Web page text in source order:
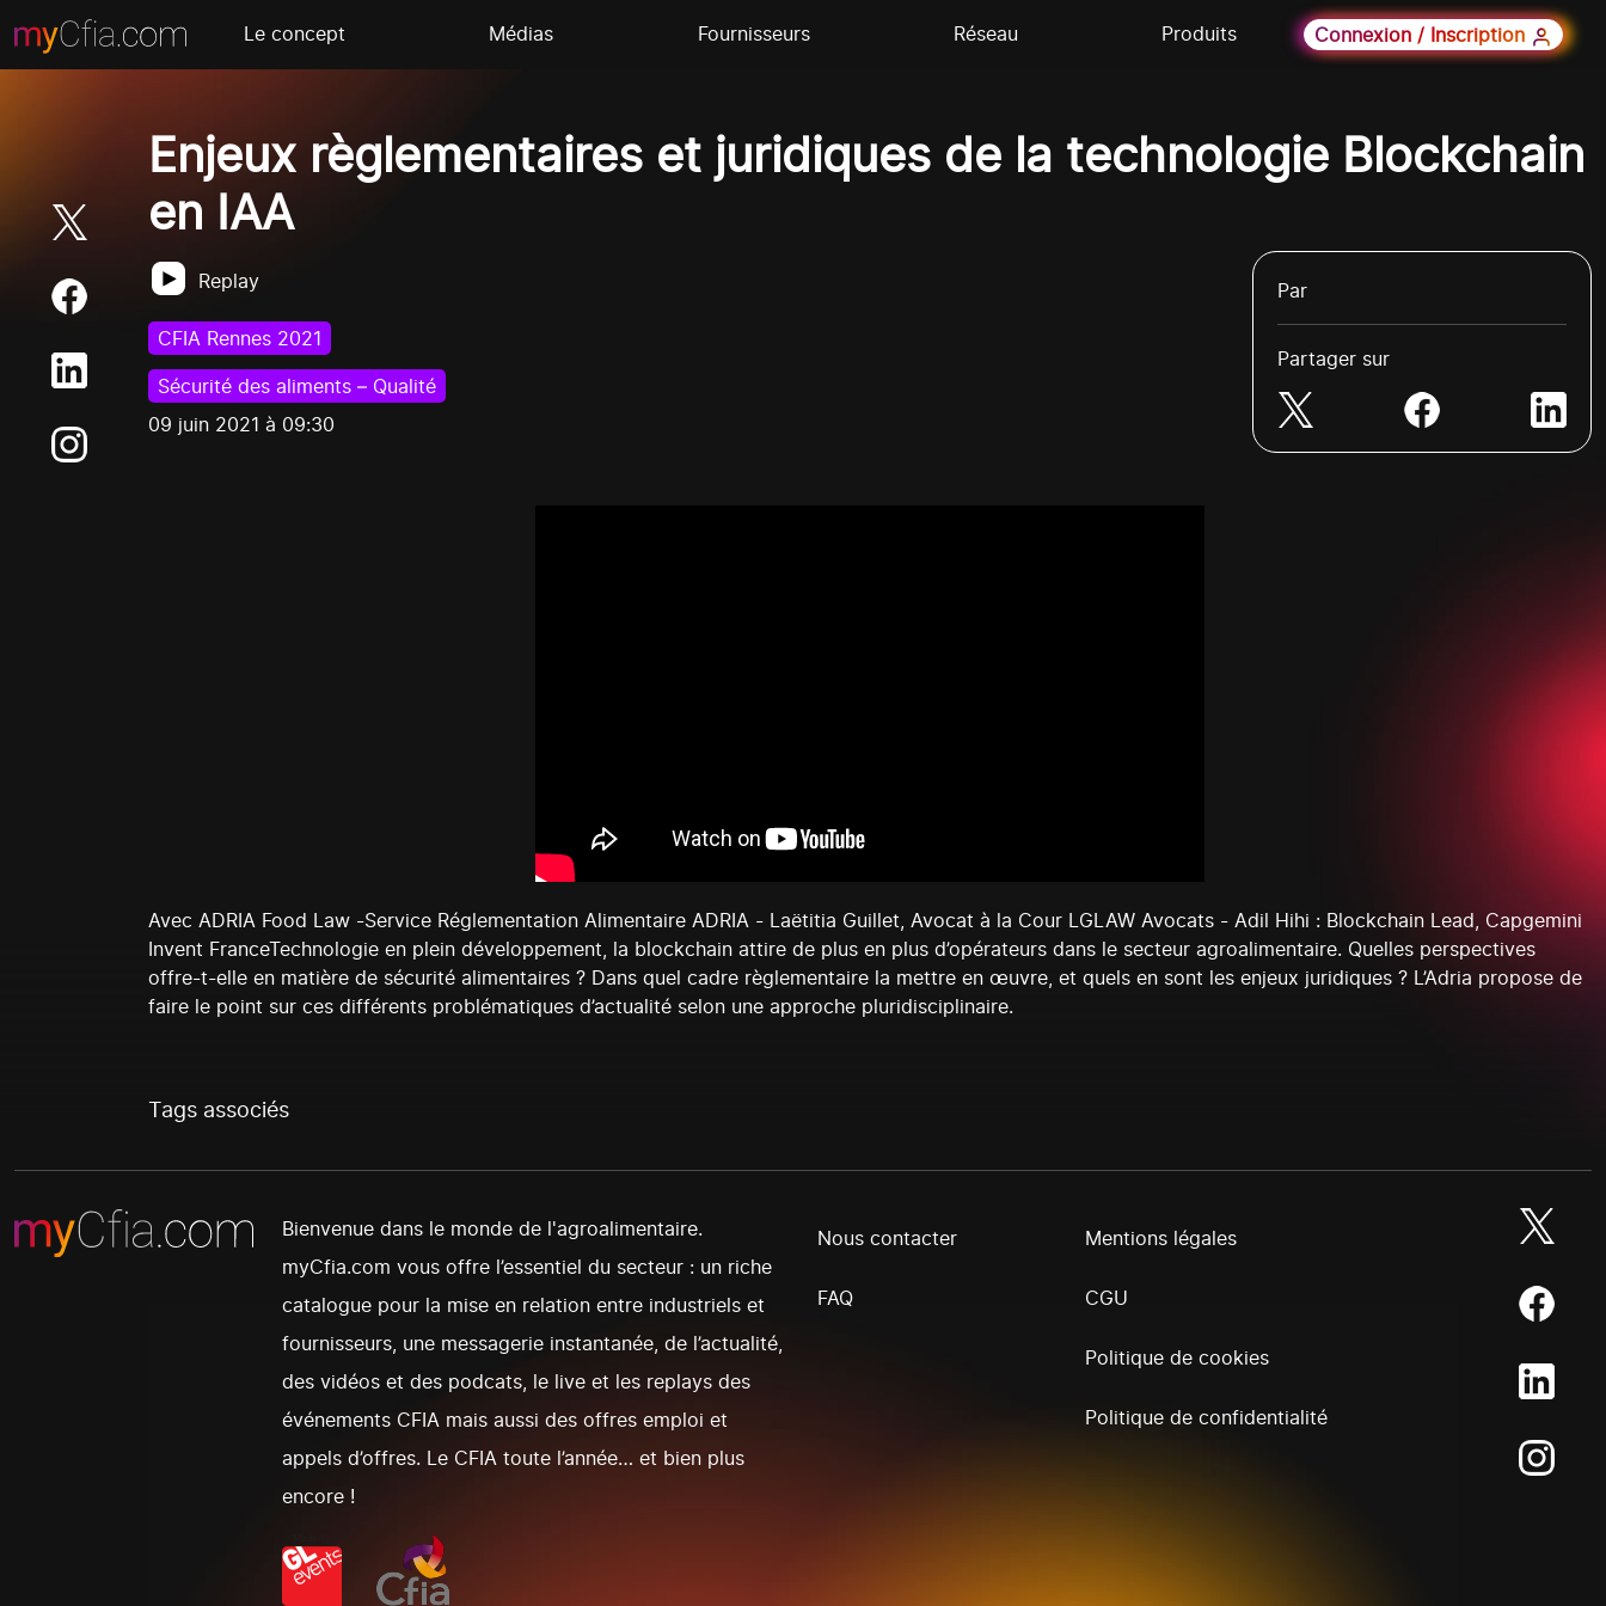
Le concept Médias Fournisseurs Réseau Produits Connexion / Inscription
Enjeux règlementaires et juridiques de la technologie Blockchain
en IAA
Replay
CFIA Rennes 2021
Sécurité des aliments – Qualité
09 juin 2021 à 09:30
Par
Partager sur
Avec ADRIA Food Law -Service Réglementation Alimentaire ADRIA - Laëtitia Guillet, Avocat à la Cour LGLAW Avocats - Adil Hihi : Blockchain Lead, Capgemini
Invent FranceTechnologie en plein développement, la blockchain attire de plus en plus d’opérateurs dans le secteur agroalimentaire. Quelles perspectives
offre-t-elle en matière de sécurité alimentaires ? Dans quel cadre règlementaire la mettre en œuvre, et quels en sont les enjeux juridiques ? L’Adria propose de
faire le point sur ces différents problématiques d’actualité selon une approche pluridisciplinaire.
Tags associés
Bienvenue dans le monde de l'agroalimentaire.
myCfia.com vous offre l’essentiel du secteur : un riche
catalogue pour la mise en relation entre industriels et
fournisseurs, une messagerie instantanée, de l’actualité,
des vidéos et des podcats, le live et les replays des
événements CFIA mais aussi des offres emploi et
appels d’offres. Le CFIA toute l’année… et bien plus
encore !
Nous contacter
FAQ
Mentions légales
CGU
Politique de cookies
Politique de confidentialité